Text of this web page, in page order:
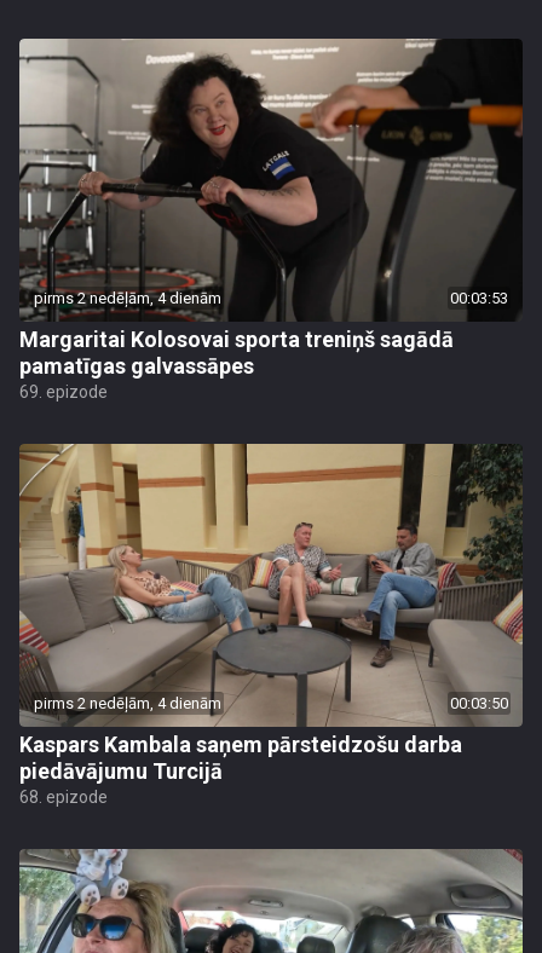
pirms 2 nedēļām, 4 dienām 00:03:53
Margaritai Kolosovai sporta treniņš sagādā
pamatīgas galvassāpes
69. epizode
pirms 2 nedēļām, 4 dienām 00:03:50
Kaspars Kambala saņem pārsteidzošu darba
piedāvājumu Turcijā
68. epizode